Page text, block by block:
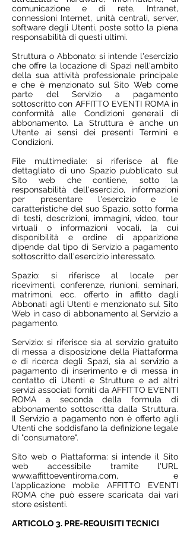
comunicazione e di rete, Intranet,
connessioni Internet, unità centrali, server,
software degli Utenti, poste sotto la piena
responsabilità di questi ultimi.
Struttura o Abbonato: si intende l'esercizio
che offre la locazione di Spazi nell'ambito
della sua attività professionale principale
e che è menzionato sul Sito Web come
parte del Servizio a pagamento
sottoscritto con AFFITTO EVENTI ROMA in
conformità alle Condizioni generali di
abbonamento. La Struttura è anche un
Utente ai sensi dei presenti Termini e
Condizioni.
File multimediale: si riferisce al file
dettagliato di uno Spazio pubblicato sul
Sito web che contiene, sotto la
responsabilità dell'esercizio, informazioni
per presentare l'esercizio e le
caratteristiche del suo Spazio, sotto forma
di testi, descrizioni, immagini, video, tour
virtuali o informazioni vocali, la cui
disponibilità e ordine di apparizione
dipende dal tipo di Servizio a pagamento
sottoscritto dall'esercizio interessato.
Spazio: si riferisce al locale per
ricevimenti, conferenze, riunioni, seminari,
matrimoni, ecc. offerto in affitto dagli
Abbonati agli Utenti e menzionato sul Sito
Web in caso di abbonamento al Servizio a
pagamento.
Servizio: si riferisce sia al servizio gratuito
di messa a disposizione della Piattaforma
e di ricerca degli Spazi, sia al servizio a
pagamento di inserimento e di messa in
contatto di Utenti e Strutture e ad altri
servizi associati forniti da AFFITTO EVENTI
ROMA a seconda della formula di
abbonamento sottoscritta dalla Struttura.
Il Servizio a pagamento non è offerto agli
Utenti che soddisfano la definizione legale
di "consumatore".
Sito web o Piattaforma: si intende il Sito
web accessibile tramite l'URL
www.affittoeventiroma.com, e
l'applicazione mobile AFFITTO EVENTI
ROMA che può essere scaricata dai vari
store esistenti.
ARTICOLO 3. PRE-REQUISITI TECNICI